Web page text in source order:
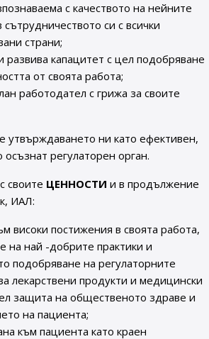
с качеството на нейните
си с всички
страни;
развива капацитет с цел подобряване
от своята работа;
работодател с грижа за своите
утвърждаването ни като ефективен,
регулаторен орган.
своите ЦЕННОСТИ и в продължение
ИАЛ:
високи постижения в своята работа,
на най -добрите практики и
подобряване на регулаторните
лекарствени продукти и медицински
защита на общественото здраве и
на пациента;
към пациента като краен